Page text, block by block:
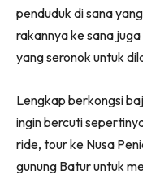
penduduk di sana
rakannya ke sana
yang seronok untuk
Lengkap berkongsi
ingin bercuti
ride, tour ke Nusa
gunung Batur untuk